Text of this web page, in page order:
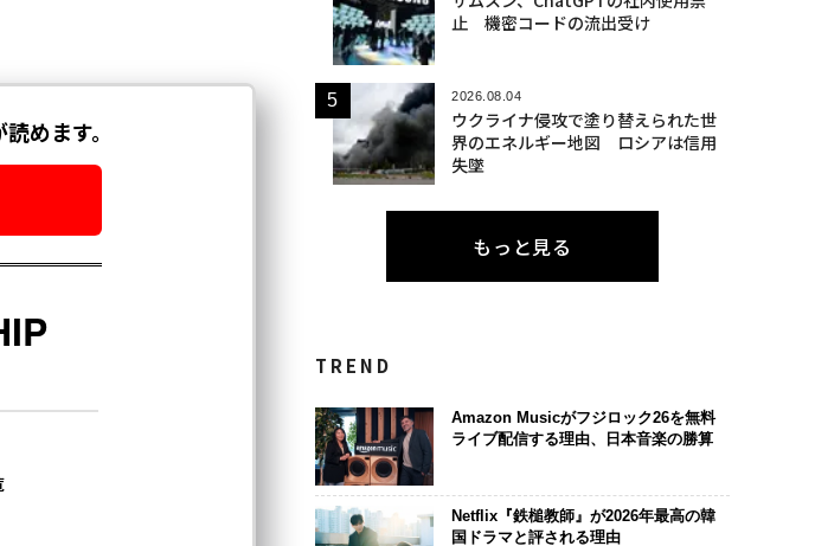
止 機密コードの流出受け
2026.08.04
ウクライナ侵攻で塗り替えられた世
界のエネルギー地図 ロシアは信用
失墜
もっと見る
TREND
Amazon Musicがフジロック26を無料
ライブ配信する理由、日本音楽の勝算
Netflix『鉄槌教師』が2026年最高の韓
国ドラマと評される理由